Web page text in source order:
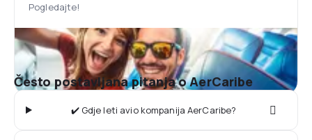
Pogledajte!
Često postavljana pitanja o AerCaribe
✔️ Gdje leti avio kompanija AerCaribe?